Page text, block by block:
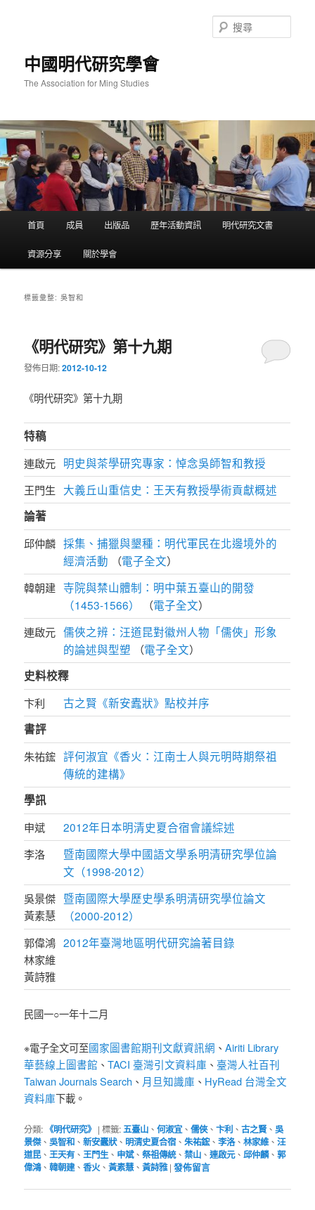
中國明代研究學會
The Association for Ming Studies
尋
首頁 成員 出版品 歷年活動資訊 明代研究文書
資源分享 關於學會
標籤彙整:吳智和
《明代研究》第十九期
發佈日期:2012-10-12
《明代研究》第十九期
特稿
連啟元 明史與茶學研究專家：悼念吳師智和教授
王門生
大義丘山重信史：王天有教授學術貢獻概述
論著
邱仲麟 採集、捕獵與墾種：明代軍民在北邊境外的
經濟活動 （電子全文）
韓朝建 寺院與禁山體制：明中葉五臺山的開發
（1453-1566）
（電子全文）
連啟元 儒俠之辨：汪道昆對徽州人物「儒俠」形象
的論述與型塑 （電子全文）
史料校釋
卞利
古之賢《新安蠹狀》點校并序
書評
朱祐鋐 評何淑宜《香火：江南士人與元明時期祭祖
傳統的建構》
學訊
申斌 2012年日本明清史夏合宿會議綜述
李洛
暨南國際大學中國語文學系明清研究學位論
文（1998-2012）
吳景傑
黃素慧
暨南國際大學歷史學系明清研究學位論文
（2000-2012）
郭偉鴻
林家維
黃詩雅
2012年臺灣地區明代研究論著目錄
民國一○一年十二月
※電子全文可至國家圖書館期刊文獻資訊網 、Airiti Library
華藝線上圖書館 、TACI 臺灣引文資料庫 、 臺灣人社百刊
Taiwan Journals Search 、 月旦知識庫 、 HyRead 台灣全文
資料庫下載。
分類: 《明代研究》 |標籤:五臺山 、何淑宜 、儒俠、卞利 、古之賢、吳
景傑、吳智和 、新安蠹狀、 明清史夏合宿、朱祐鋐、李洛、林家維、汪
道昆、王天有、王門生 、 申斌、祭祖傳統、禁山 、連啟元、邱仲麟、郭
偉鴻、韓朝建、香火 、黃素慧、黃詩雅 |發佈留言